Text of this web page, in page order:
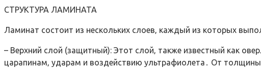
СТРУКТУРА ЛАМИНАТА
Ламинат состоит из нескольких слоев‚ каждый из которых
– Верхний слой (защитный): Этот слой‚ также известный как
царапинам‚ ударам и воздействию ультрафиолета․ От толщины